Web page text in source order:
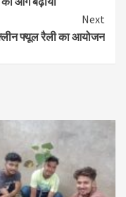
Next
फ्यूल रैली का आयोजन